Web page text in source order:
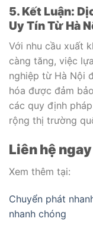
5. Kết Luận:
Uy Tín Từ Hà
Với nhu cầu xuất
càng tăng, việc
nghiệp từ Hà Nội
hóa được đảm
các quy định
rộng thị trường
Liên hệ
Xem thêm tại:
Chuyển phát
nhanh chóng